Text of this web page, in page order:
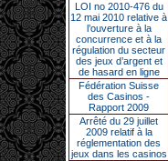
LOI no 2010-476 du
12 mai 2010 relative à
l’ouverture à la
concurrence et à la
régulation du secteur
des jeux d’argent et
de hasard en ligne
Fédération Suisse
des Casinos -
Rapport 2009
Arrêté du 29 juillet
2009 relatif à la
réglementation des
jeux dans les casinos